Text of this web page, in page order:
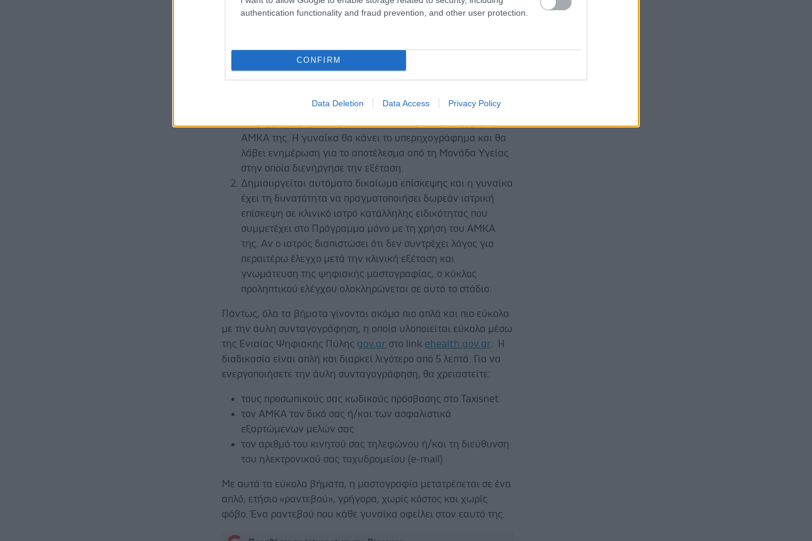
authentication functionality and fraud prevention, and other user protection.
CONFIRM
Data Deletion Data Access Privacy Policy
η εξέταση. Σε περίπτωση μη ανίχνευσης ευρήματος,
ολοκληρώνεται ο προληπτικός έλεγχος.
Σε περίπτωση που ο ειδικός συστήσει κλινική εξέταση από ειδικό
ιατρό, τότε ακολουθείται η εξής διαδικασία:
Η γυναίκα παραπέμπεται για τη διενέργεια δωρεάν
ΑΜΚΑ της. Η γυναίκα θα κάνει το υπερηχογράφημα και θα
λάβει ενημέρωση για το αποτέλεσμα από τη Μονάδα Υγείας
στην οποία διενήργησε την εξέταση.
Δημιουργείται αυτόματα δικαίωμα επίσκεψης και η γυναίκα
έχει τη δυνατότητα να πραγματοποιήσει δωρεάν ιατρική
επίσκεψη σε κλινικό ιατρό κατάλληλης ειδικότητας που
συμμετέχει στο Πρόγραμμα μόνο με τη χρήση του ΑΜΚΑ
της. Αν ο ιατρός διαπιστώσει ότι δεν συντρέχει λόγος για
περαιτέρω έλεγχο μετά την κλινική εξέταση και
γνωμάτευση της ψηφιακής μαστογραφίας, ο κύκλος
προληπτικού ελέγχου ολοκληρώνεται σε αυτό το στάδιο.
Πάντως, όλα τα βήματα γίνονται ακόμα πιο απλά και πιο εύκολα
με την άυλη συνταγογράφηση, η οποία υλοποιείται εύκολα μέσω
της Ενιαίας Ψηφιακής Πύλης gov.gr στο link ehealth.gov.gr. Η
διαδικασία είναι απλή και διαρκεί λιγότερο από 5 λεπτά. Για να
ενεργοποιήσετε την άυλη συνταγογράφηση, θα χρειαστείτε:
τους προσωπικούς σας κωδικούς πρόσβασης στο Taxisnet
τον ΑΜΚΑ τον δικό σας ή/και των ασφαλιστικά
εξαρτώμενων μελών σας
τον αριθμό του κινητού σας τηλεφώνου ή/και τη διεύθυνση
του ηλεκτρονικού σας ταχυδρομείου (e-mail)
Με αυτά τα εύκολα βήματα, η μαστογραφία μετατρέπεται σε ένα
απλό, ετήσιο «ραντεβού», γρήγορα, χωρίς κόστος και χωρίς
φόβο. Ένα ραντεβού που κάθε γυναίκα οφείλει στον εαυτό της.